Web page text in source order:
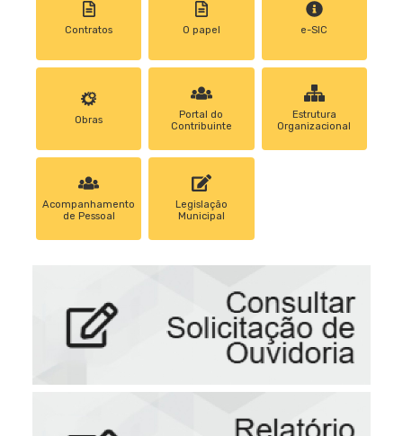
Contratos 0 papel e-SIC
Obras
Portal do
Contribuinte
Estrutura
Organizacional
Acompanhamento
de Pessoal
Legislação
Municipal